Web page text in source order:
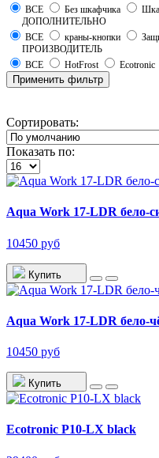
ВСЕ
Без шкафчика
ДОПОЛНИТЕЛЬНО
ВСЕ
краны-кнопки
ПРОИЗВОДИТЕЛЬ
ВСЕ
HotFrost Ecotronic
Применить фильтр
Сортировать:
Показать по:
Aqua Work 17-LDR бело-
10450 руб
Купить
Aqua Work 17-LDR бело-
10450 руб
Купить
Ecotronic P10-LX black